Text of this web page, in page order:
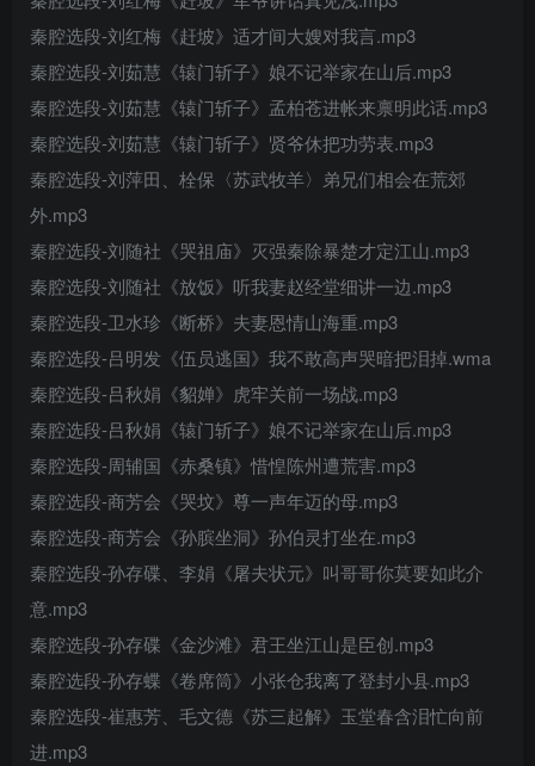
秦腔选段-刘红梅《赶坡》适才间大嫂对我言.mp3
秦腔选段-刘茹慧《辕门斩子》娘不记举家在山后.mp3
秦腔选段-刘茹慧《辕门斩子》孟柏苍进帐来禀明此话.mp3
秦腔选段-刘茹慧《辕门斩子》贤爷休把功劳表.mp3
秦腔选段-刘萍田、栓保〈苏武牧羊〉弟兄们相会在荒郊
外.mp3
秦腔选段-刘随社《哭祖庙》灭强秦除暴楚才定江山.mp3
秦腔选段-刘随社《放饭》听我妻赵经堂细讲一边.mp3
秦腔选段-卫水珍《断桥》夫妻恩情山海重.mp3
秦腔选段-吕明发《伍员逃国》我不敢高声哭暗把泪掉.wma
秦腔选段-吕秋娟《貂婵》虎牢关前一场战.mp3
秦腔选段-吕秋娟《辕门斩子》娘不记举家在山后.mp3
秦腔选段-周辅国《赤桑镇》惜惶陈州遭荒害.mp3
秦腔选段-商芳会《哭坟》尊一声年迈的母.mp3
秦腔选段-商芳会《孙膑坐洞》孙伯灵打坐在.mp3
秦腔选段-孙存碟、李娟《屠夫状元》叫哥哥你莫要如此介
意.mp3
秦腔选段-孙存碟《金沙滩》君王坐江山是臣创.mp3
秦腔选段-孙存蝶《卷席筒》小张仓我离了登封小县.mp3
秦腔选段-崔惠芳、毛文德《苏三起解》玉堂春含泪忙向前
进.mp3